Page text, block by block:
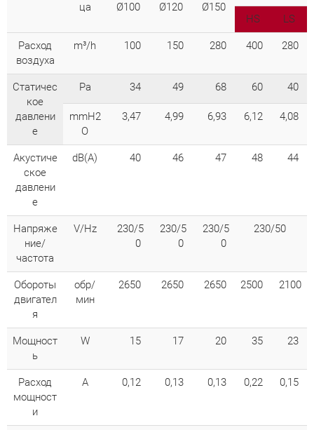
ца
Ø100
Ø120
Ø150
HS LS
Расход
воздуха
m³/h 100 150 280 400 280
Cтатичес
кое
давлени
е
Pa 34 49 68 60 40
mmH2
O
3,47 4,99 6,93 6,12 4,08
Акустиче
ское
давлени
е
dB(A) 40 46 47 48 44
Напряже
ние/
частота
V/Hz
230/5
0
230/5
0
230/5
0
230/50
Обороты
двигател
я
обр/
мин
2650 2650 2650 2500 2100
Мощност
ь
W 15 17 20 35 23
Расход
мощност
и
A 0,12 0,13 0,13 0,22 0,15